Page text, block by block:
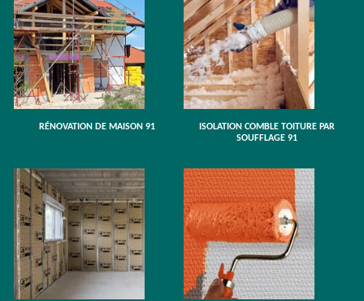
RÉNOVATION DE MAISON 91
ISOLATION COMBLE TOITURE PAR
SOUFFLAGE 91